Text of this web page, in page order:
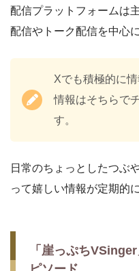
配信プラットフォームは
配信やトーク配信を中心
Xでも積極的に
情報はそちらで
す。
日常のちょっとしたつぶ
って嬉しい情報が定期的
「崖っぷち